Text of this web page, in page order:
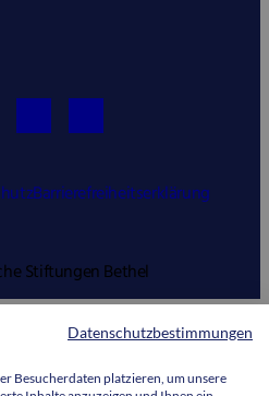
Barrierefreiheitserklärung
Stiftungen Bethel
Datenschutzbestimmungen
Besucherdaten platzieren, um unsere